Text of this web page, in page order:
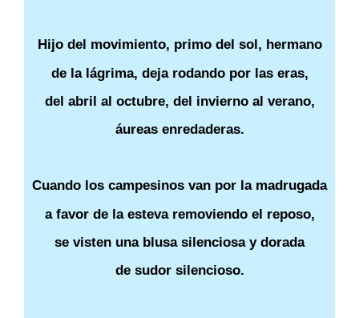
Hijo del movimiento, primo del sol, hermano
de la lágrima, deja rodando por las eras,
del abril al octubre, del invierno al verano,
áureas enredaderas.
Cuando los campesinos van por la madrugada
a favor de la esteva removiendo el reposo,
se visten una blusa silenciosa y dorada
de sudor silencioso.